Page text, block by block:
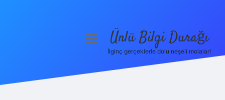
menüyüÜnlü Bilgi Durağı
İlginç gerçeklerle dolu neşeli molalar!